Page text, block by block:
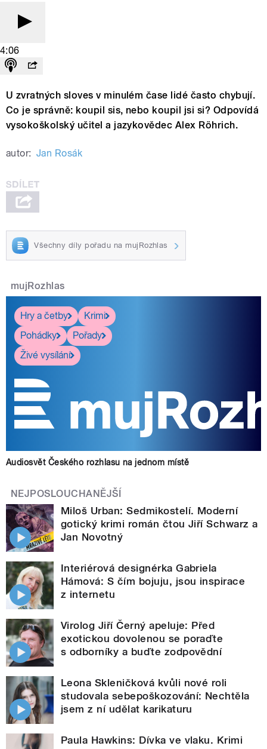
4:06
U zvratných sloves v minulém čase lidé často chybují.
Co je správně: koupil sis, nebo koupil jsi si? Odpovídá
vysokoškolský učitel a jazykovědec Alex Röhrich.
autor: Jan Rosák
Všechny díly pořadu na mujRozhlas
mujRozhlas
Hry a četby
Krimi
Pohádky
Pořady
Živé vysílání
Audiosvět Českého rozhlasu na jednom místě
NEJPOSLOUCHANĚJŠÍ
Miloš Urban: Sedmikostelí. Moderní
gotický krimi román čtou Jiří Schwarz a
Jan Novotný
Interiérová designérka Gabriela
Hámová: S čím bojuju, jsou inspirace
z internetu
Virolog Jiří Černý apeluje: Před
exotickou dovolenou se poraďte
s odborníky a buďte zodpovědní
Leona Skleničková kvůli nové roli
studovala sebepoškozování: Nechtěla
jsem z ní udělat karikaturu
Paula Hawkins: Dívka ve vlaku. Krimi